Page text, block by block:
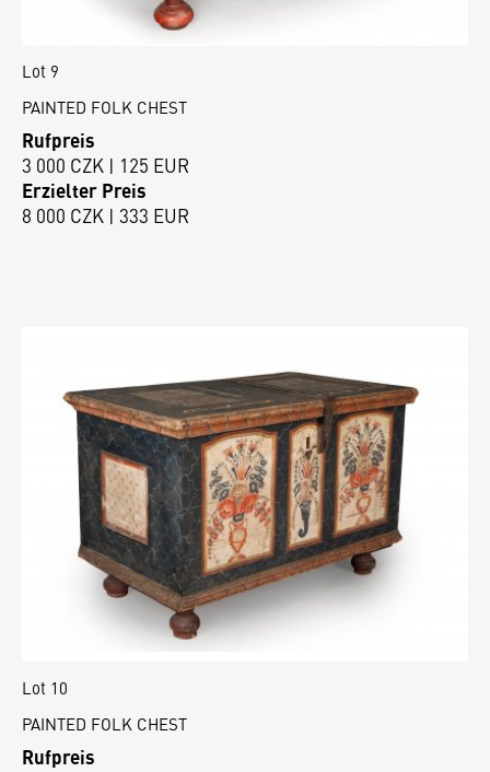
Lot 9
PAINTED FOLK CHEST
Rufpreis
3 000 CZK | 125 EUR
Erzielter Preis
8 000 CZK | 333 EUR
Lot 10
PAINTED FOLK CHEST
Rufpreis